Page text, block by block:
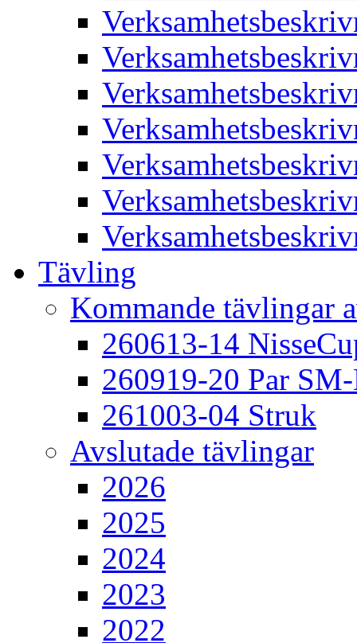
Tävling
Kommande tävlingar
260613-14
260919-20 Par
261003-04 Struk
Avslutade tävlingar
2026
2025
2024
2023
2022